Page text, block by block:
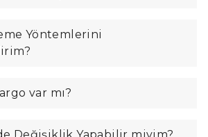
Yöntemlerini
var mı?
Değişiklik Yapabilir miyim?